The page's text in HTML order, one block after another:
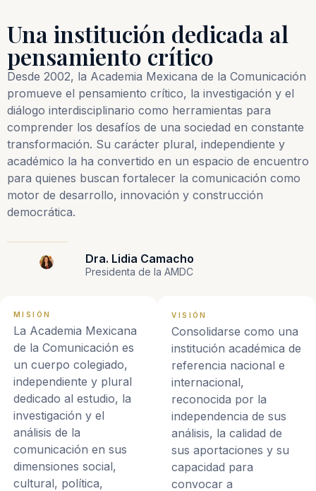
Una institución dedicada al
pensamiento crítico
Desde 2002, la Academia Mexicana de la Comunicación
promueve el pensamiento crítico, la investigación y el
diálogo interdisciplinario como herramientas para
comprender los desafíos de una sociedad en constante
transformación. Su carácter plural, independiente y
académico la ha convertido en un espacio de encuentro
para quienes buscan fortalecer la comunicación como
motor de desarrollo, innovación y construcción
democrática.
Dra. Lidia Camacho
Presidenta de la AMDC
MISIÓN
La Academia Mexicana
de la Comunicación es
un cuerpo colegiado,
independiente y plural
dedicado al estudio, la
investigación y el
análisis de la
comunicación en sus
dimensiones social,
cultural, política,
VISIÓN
Consolidarse como una
institución académica de
referencia nacional e
internacional,
reconocida por la
independencia de sus
análisis, la calidad de
sus aportaciones y su
capacidad para
convocar a